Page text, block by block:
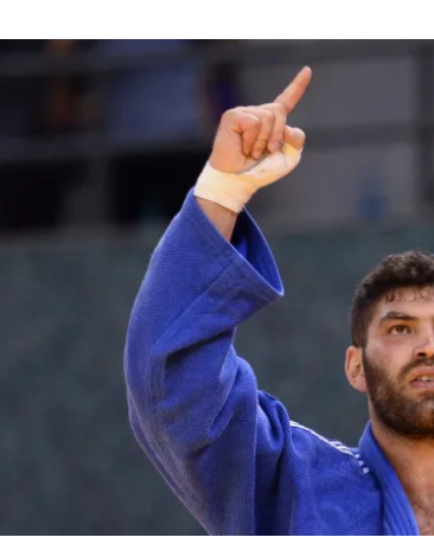
ליגה סינית
ליגה ברזילאית
ליגות נוספות